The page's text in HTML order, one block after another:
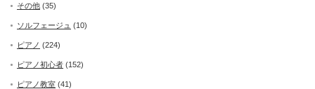
その他 (35)
ソルフェージュ (10)
ピアノ (224)
ピアノ初心者 (152)
ピアノ教室 (41)